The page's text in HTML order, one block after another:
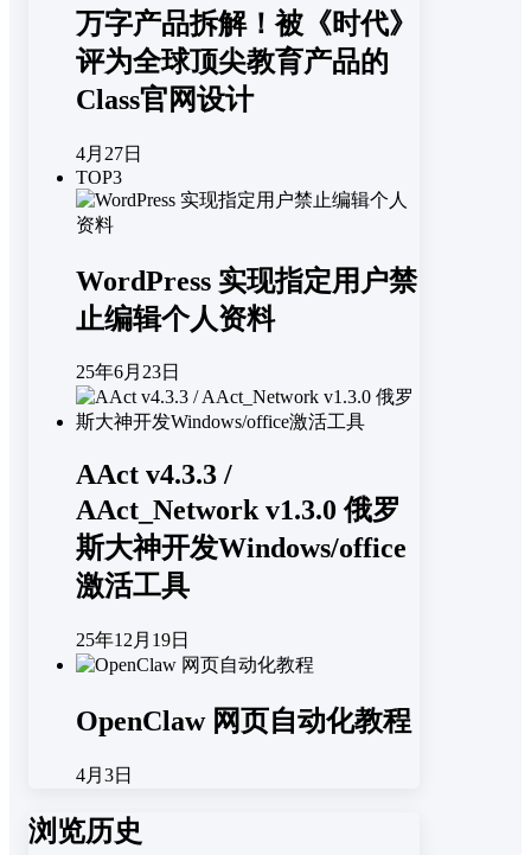
万字产品拆解！被《时代》
评为全球顶尖教育产品的
Class官网设计
4月27日
TOP3
WordPress 实现指定用户禁
止编辑个人资料
25年6月23日
AAct v4.3.3 /
AAct_Network v1.3.0 俄罗
斯大神开发Windows/office
激活工具
25年12月19日
OpenClaw 网页自动化教程
4月3日
浏览历史